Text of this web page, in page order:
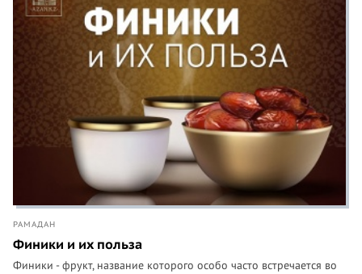
РАМАДАН
Финики и их польза
Финики - фрукт, название которого особо часто встречается во